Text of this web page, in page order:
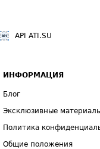
API ATI.SU
ИНФОРМАЦИЯ
Блог
Эксклюзивные
Политика
Общие положения